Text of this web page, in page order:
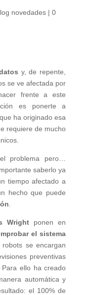
novedades| 0
y, de repente,
se ve afectada por
frente a este
es ponerte a
ha originado esa
requiere de mucho
problema pero…
saberlo ya
tiempo afectado a
hecho que puede
Wrightponen en
el sistema
se encargan
preventivas
ello ha creado
automática y
el 100% de